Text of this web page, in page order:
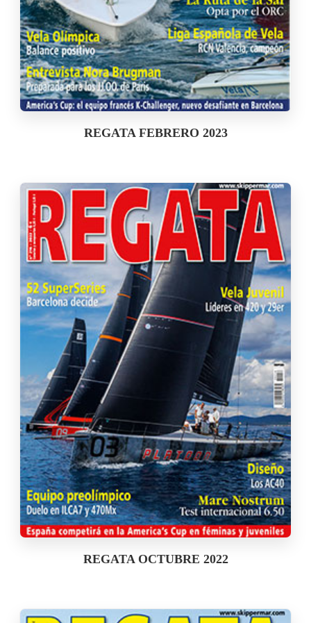
REGATA FEBRERO 2023
REGATA OCTUBRE 2022